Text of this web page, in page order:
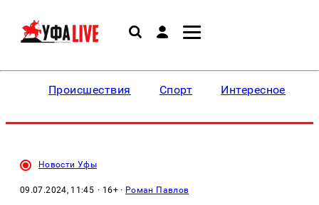
Происшествия Спорт Интересное
Новости Уфы
09.07.2024, 11:45 · 16+ · Роман Павлов